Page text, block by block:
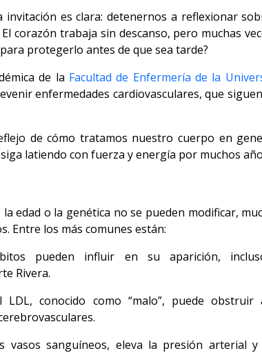
invitación es clara: detenernos a reflexionar
corazón trabaja sin descanso, pero muchas
protegerlo antes de que sea tarde?
de la Facultad de Enfermería de la
enfermedades cardiovasculares, que
de cómo tratamos nuestro cuerpo en
latiendo con fuerza y energía por muchos
edad o la genética no se pueden modificar,
Entre los más comunes están:
pueden influir en su aparición,
Rivera.
LDL, conocido como “malo”, puede obstruir
vasos sanguíneos, eleva la presión arterial y